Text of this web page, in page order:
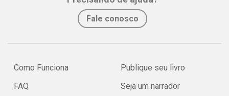
Fale conosco
Como Funciona
FAQ
Publique seu livro
Seja um narrador